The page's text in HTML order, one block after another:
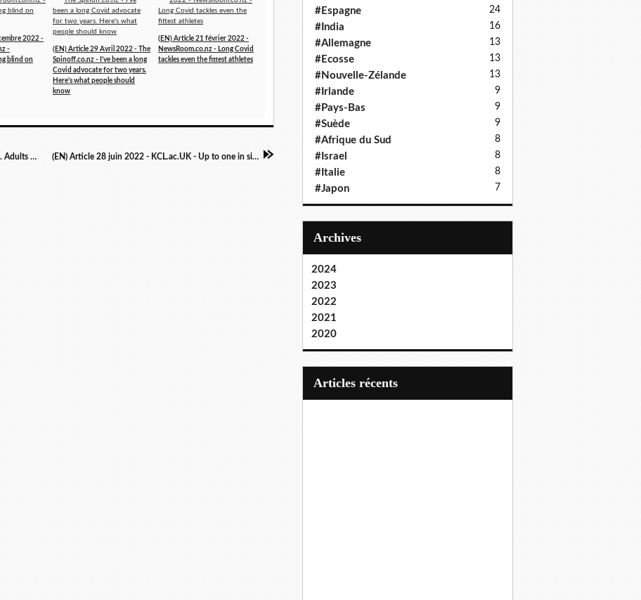
2022 -
-
blind on
(EN) Article 29 Avril 2022 - The
Spinoff.co.nz - I've been a long
Covid advocate for two years.
Here's what people should
know
(EN) Article 21 février 2022 -
NewsRoom.co.nz - Long Covid
tackles even the fittest athletes
(EN) Article 22 juin 2022 - Time - 1 in 5 U.S. Adults Who Got COVID-19 Now Have Long COVID, Data Find (EN) Article 28 juin 2022 - KCL.ac.UK - Up to one in six people with COVID-19 report long COVID symptoms
#Espagne 24
#India 16
#Allemagne 13
#Ecosse 13
#Nouvelle-Zélande 13
#Irlande 9
#Pays-Bas 9
#Suède 9
#Afrique du Sud 8
#Israel 8
#Italie 8
#Japon 7
Archives
2024
2023
2022
2021
2020
articles récents